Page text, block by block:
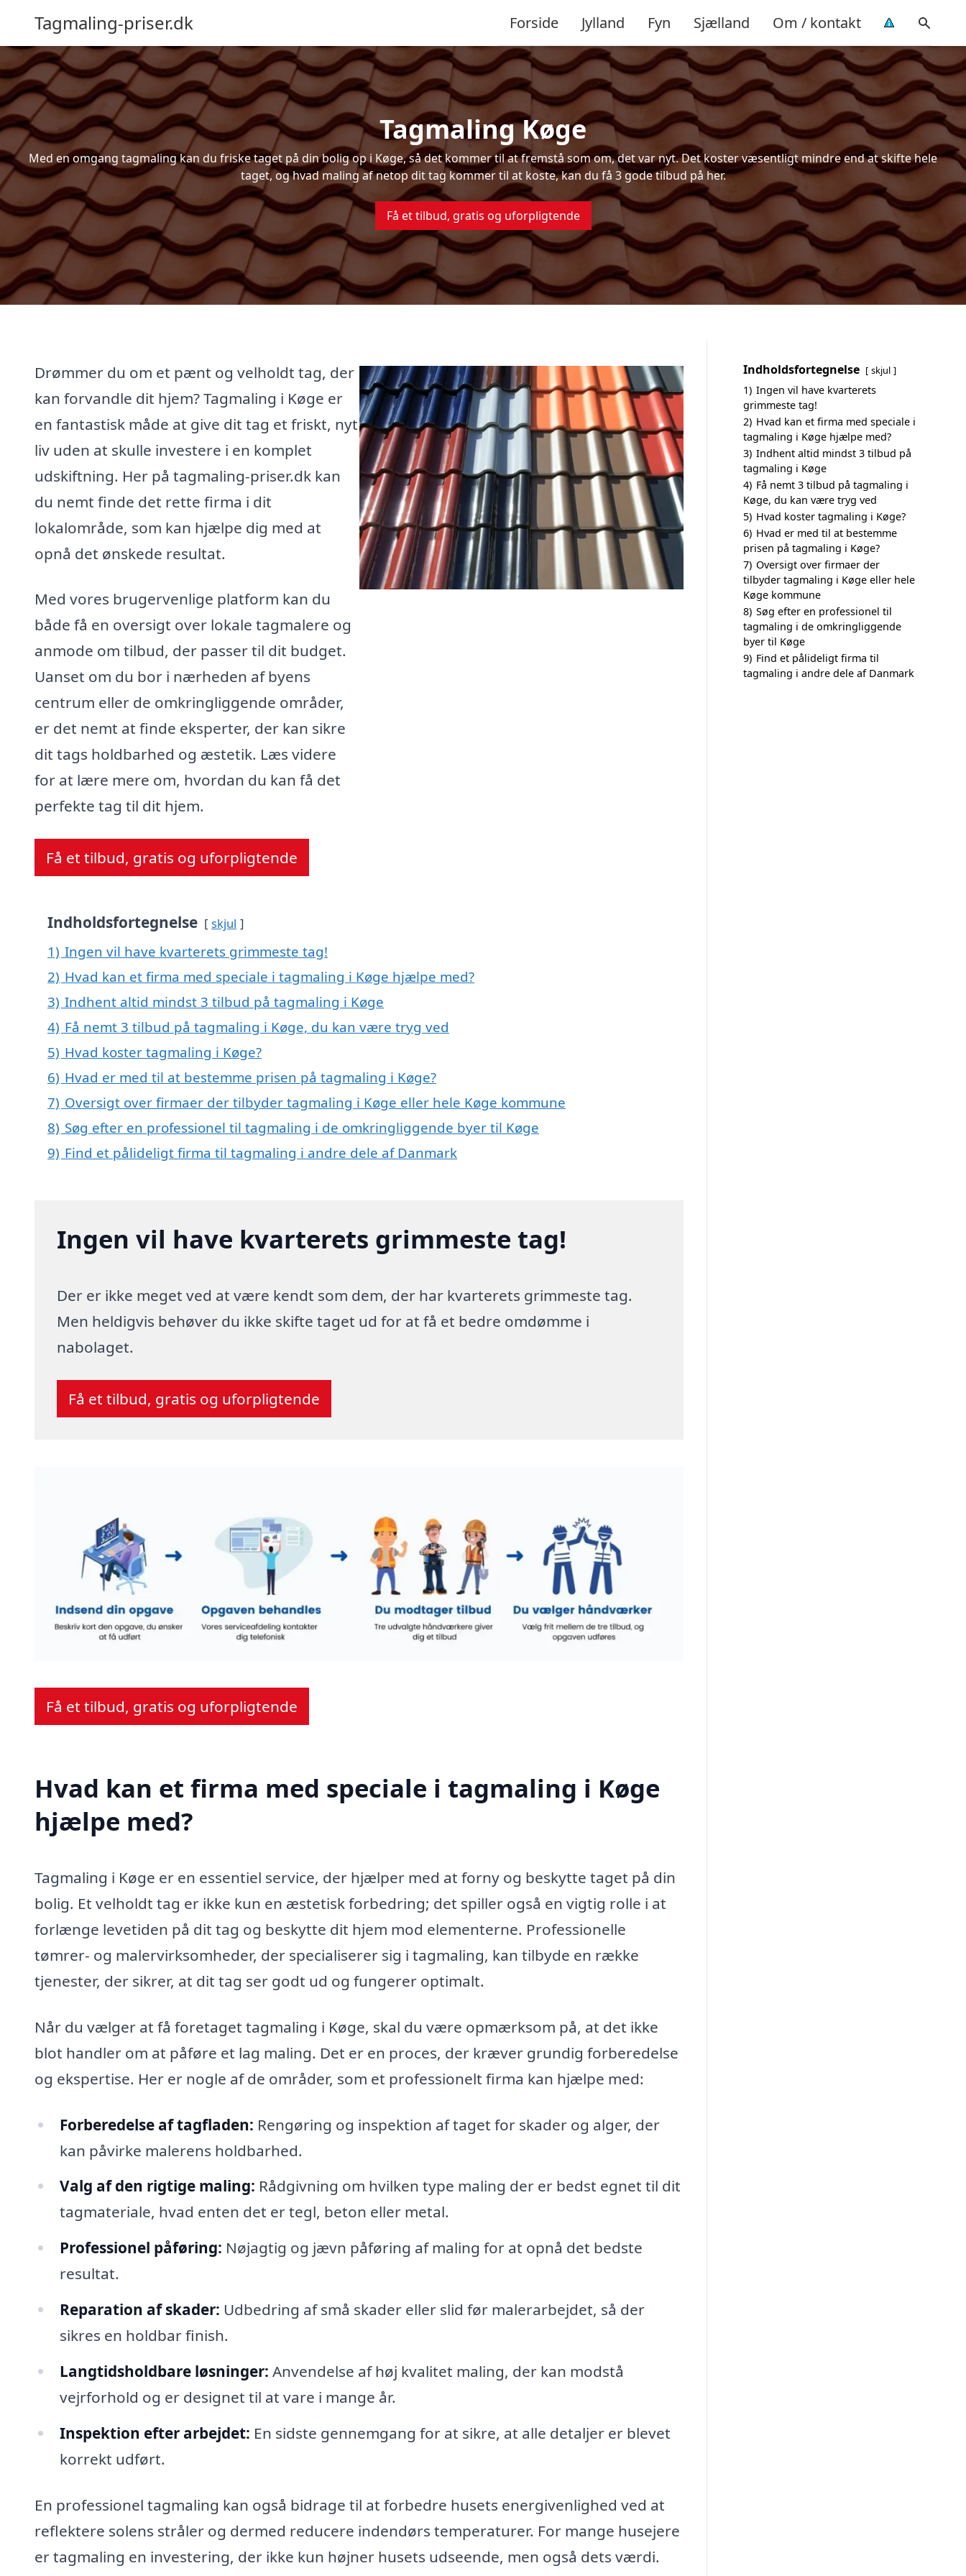
Tagmaling-priser.dk Forside Jylland Fyn Sjælland Om / kontakt
Tagmaling Køge
Med en omgang tagmaling kan du friske taget på din bolig op i Køge, så det kommer til at fremstå som om, det var nyt. Det koster væsentligt mindre end at skifte hele
taget, og hvad maling af netop dit tag kommer til at koste, kan du få 3 gode tilbud på her.
Få et tilbud, gratis og uforpligtende
Drømmer du om et pænt og velholdt tag, der
kan forvandle dit hjem? Tagmaling i Køge er
en fantastisk måde at give dit tag et friskt, nyt
liv uden at skulle investere i en komplet
udskiftning. Her på tagmaling-priser.dk kan
du nemt finde det rette firma i dit
lokalområde, som kan hjælpe dig med at
opnå det ønskede resultat.
Med vores brugervenlige platform kan du
både få en oversigt over lokale tagmalere og
anmode om tilbud, der passer til dit budget.
Uanset om du bor i nærheden af byens
centrum eller de omkringliggende områder,
er det nemt at finde eksperter, der kan sikre
dit tags holdbarhed og æstetik. Læs videre
for at lære mere om, hvordan du kan få det
perfekte tag til dit hjem.
Få et tilbud, gratis og uforpligtende
Indholdsfortegnelse skjul
1) Ingen vil have kvarterets grimmeste tag!
2) Hvad kan et firma med speciale i tagmaling i Køge hjælpe med?
3) Indhent altid mindst 3 tilbud på tagmaling i Køge
4) Få nemt 3 tilbud på tagmaling i Køge, du kan være tryg ved
5) Hvad koster tagmaling i Køge?
6) Hvad er med til at bestemme prisen på tagmaling i Køge?
7) Oversigt over firmaer der tilbyder tagmaling i Køge eller hele Køge kommune
8) Søg efter en professionel til tagmaling i de omkringliggende byer til Køge
9) Find et pålideligt firma til tagmaling i andre dele af Danmark
Ingen vil have kvarterets grimmeste tag!
Der er ikke meget ved at være kendt som dem, der har kvarterets grimmeste tag.
Men heldigvis behøver du ikke skifte taget ud for at få et bedre omdømme i
nabolaget.
Få et tilbud, gratis og uforpligtende
Få et tilbud, gratis og uforpligtende
Hvad kan et firma med speciale i tagmaling i Køge
hjælpe med?
Tagmaling i Køge er en essentiel service, der hjælper med at forny og beskytte taget på din
bolig. Et velholdt tag er ikke kun en æstetisk forbedring; det spiller også en vigtig rolle i at
forlænge levetiden på dit tag og beskytte dit hjem mod elementerne. Professionelle
tømrer- og malervirksomheder, der specialiserer sig i tagmaling, kan tilbyde en række
tjenester, der sikrer, at dit tag ser godt ud og fungerer optimalt.
Når du vælger at få foretaget tagmaling i Køge, skal du være opmærksom på, at det ikke
blot handler om at påføre et lag maling. Det er en proces, der kræver grundig forberedelse
og ekspertise. Her er nogle af de områder, som et professionelt firma kan hjælpe med:
Forberedelse af tagfladen: Rengøring og inspektion af taget for skader og alger, der
kan påvirke malerens holdbarhed.
Valg af den rigtige maling: Rådgivning om hvilken type maling der er bedst egnet til dit
tagmateriale, hvad enten det er tegl, beton eller metal.
Professionel påføring: Nøjagtig og jævn påføring af maling for at opnå det bedste
resultat.
Reparation af skader: Udbedring af små skader eller slid før malerarbejdet, så der
sikres en holdbar finish.
Langtidsholdbare løsninger: Anvendelse af høj kvalitet maling, der kan modstå
vejrforhold og er designet til at vare i mange år.
Inspektion efter arbejdet: En sidste gennemgang for at sikre, at alle detaljer er blevet
korrekt udført.
En professionel tagmaling kan også bidrage til at forbedre husets energivenlighed ved at
reflektere solens stråler og dermed reducere indendørs temperaturer. For mange husejere
er tagmaling en investering, der ikke kun højner husets udseende, men også dets værdi.
Indholdsfortegnelse skjul
1) Ingen vil have kvarterets
grimmeste tag!
2) Hvad kan et firma med speciale i
tagmaling i Køge hjælpe med?
3) Indhent altid mindst 3 tilbud på
tagmaling i Køge
4) Få nemt 3 tilbud på tagmaling i
Køge, du kan være tryg ved
5) Hvad koster tagmaling i Køge?
6) Hvad er med til at bestemme
prisen på tagmaling i Køge?
7) Oversigt over firmaer der
tilbyder tagmaling i Køge eller hele
Køge kommune
8) Søg efter en professionel til
tagmaling i de omkringliggende
byer til Køge
9) Find et pålideligt firma til
tagmaling i andre dele af Danmark